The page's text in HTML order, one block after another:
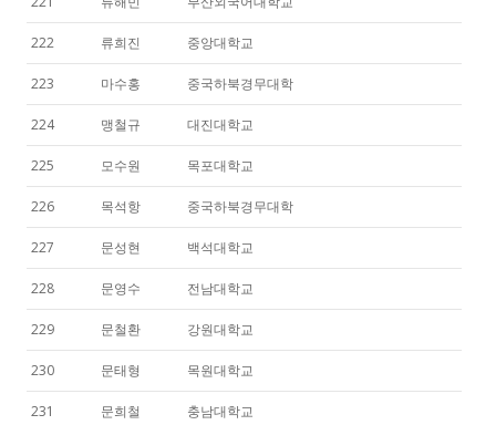
222 류희진 중앙대학교
223 마수홍 중국하북경무대학
224 맹철규 대진대학교
225 모수원 목포대학교
226 목석항 중국하북경무대학
227 문성현 백석대학교
228 문영수 전남대학교
229 문철환 강원대학교
230 문태형 목원대학교
231 문희철 충남대학교